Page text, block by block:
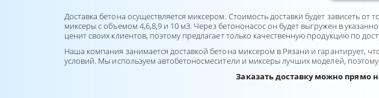
Доставка бетона осуществляется миксером. Стоимость доставки будет зависеть от
миксеры с объемом 4,6,8,9 и 10 м3. Через бетононасос он будет выгружен в
ценит своих клиентов, поэтому предлагает только качественную продукцию по
Наша компания занимается доставкой бетона миксером в Рязани и гарантирует,
условий. Мы используем автобетоносмесители и миксеры лучших моделей, поэтому
Заказать доставку можно прямо